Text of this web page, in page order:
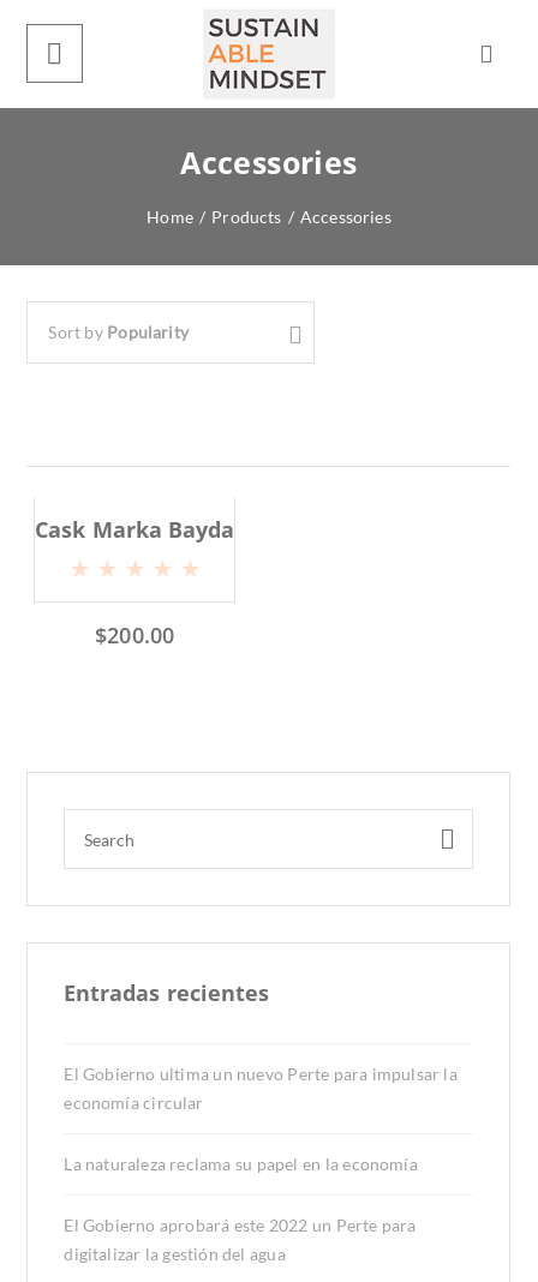
Accessories
Home / Products / Accessories
Sort by Popularity
Cask Marka Bayda
$200.00
Entradas recientes
El Gobierno ultima un nuevo Perte para impulsar la
economía circular
La naturaleza reclama su papel en la economía
El Gobierno aprobará este 2022 un Perte para
digitalizar la gestión del agua